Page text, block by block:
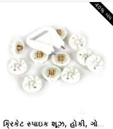
ક્રિકેટ સ્પાઇક શૂઝ, હોકી, ગોલ્ફ અને અ...
40%